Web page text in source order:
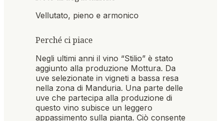
Vellutato, pieno e armonico
Perché ci piace
Negli ultimi anni il vino “Stilio” è stato
aggiunto alla produzione Mottura. Da
uve selezionate in vigneti a bassa resa
nella zona di Manduria. Una parte delle
uve che partecipa alla produzione di
questo vino subisce un leggero
appassimento sulla pianta. Ciò consente